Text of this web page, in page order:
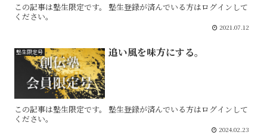
この記事は塾生限定です。 塾生登録が済んでいる方はログインして
ください。
2021.07.12
塾生限定号 追い風を味方にする。
この記事は塾生限定です。 塾生登録が済んでいる方はログインして
ください。
2024.02.23